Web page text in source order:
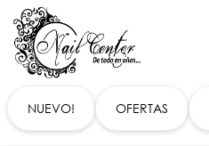
Ir al contenido
NUEVO! OFERTAS